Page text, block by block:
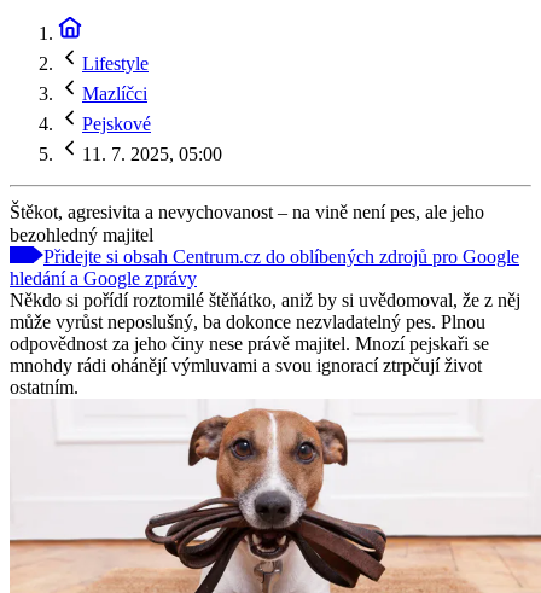
Lifestyle
Mazlíčci
Pejskové
11. 7. 2025, 05:00
Štěkot, agresivita a nevychovanost – na vině není pes, ale jeho
bezohledný majitel
Přidejte si obsah Centrum.cz do oblíbených zdrojů pro Google
hledání a Google zprávy
Někdo si pořídí roztomilé štěňátko, aniž by si uvědomoval, že z něj
může vyrůst neposlušný, ba dokonce nezvladatelný pes. Plnou
odpovědnost za jeho činy nese právě majitel. Mnozí pejskaři se
mnohdy rádi ohánějí výmluvami a svou ignorací ztrpčují život
ostatním.